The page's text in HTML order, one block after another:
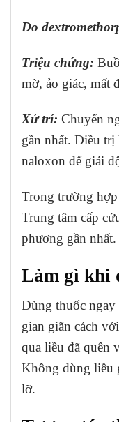
Do
Triệu chứng:
mờ, ảo giác, mất
Xử trí: Chuyển
gần nhất. Điều trị
naloxon để giải
Trong trường
Trung tâm cấp
phương gần nhất.
Làm gì khi
Dùng thuốc
gian giãn cách
qua liều đã quên
Không dùng liều
lỡ.